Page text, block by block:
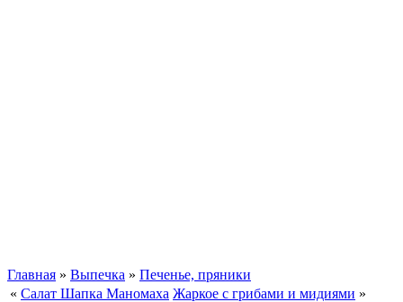
Главная » Выпечка » Печенье, пряники
« Салат Шапка Маномаха Жаркое с грибами и мидиями »